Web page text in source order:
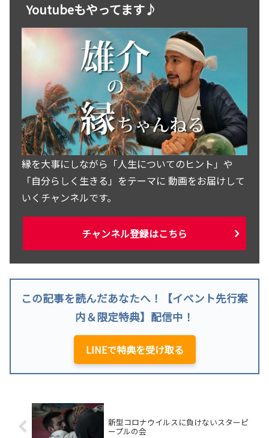
Youtubeもやってます♪
縁を大事にしながら「人生についてのヒント」や
「自分らしく生きる」をテーマに 動画をお届けして
いくチャンネルです。
チャンネル登録はこちら
この記事を読んだあなたへ！【イベント先行案
内＆限定特典】配信中！
LINEで特典を受け取る
新型コロナウイルスに負けないスターピ
ープルの会